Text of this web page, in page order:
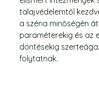
talajvédelemtől
a széna minőségén
paraméterekig és az
döntésekig
folytatnak.